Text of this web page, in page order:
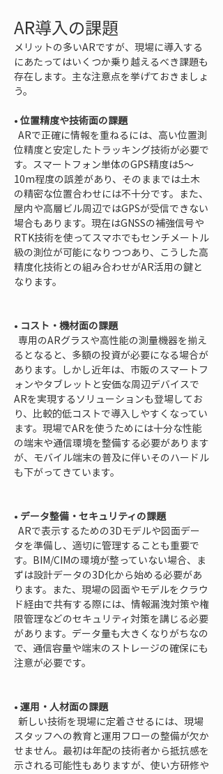
AR導入の課題
メリットの多いARですが、現場に導入する
にあたってはいくつか乗り越えるべき課題も
存在します。主な注意点を挙げておきましょ
う。
• 位置精度や技術面の課題
位精度と安定したトラッキング技術が必要で
す。スマートフォン単体のGPS精度は5〜
10m程度の誤差があり、そのままでは土木
の精密な位置合わせには不十分です。また、
屋内や高層ビル周辺ではGPSが受信できない
場合もあります。現在はGNSSの補強信号や
RTK技術を使ってスマホでもセンチメートル
級の測位が可能になりつつあり、こうした高
精度化技術との組み合わせがAR活用の鍵と
なります。
• コスト・機材面の課題
るとなると、多額の投資が必要になる場合が
あります。しかし近年は、市販のスマートフ
ォンやタブレットと安価な周辺デバイスで
ARを実現するソリューションも登場してお
り、比較的低コストで導入しやすくなってい
ます。現場でARを使うためには十分な性能
の端末や通信環境を整備する必要があります
が、モバイル端末の普及に伴いそのハードル
も下がってきています。
• データ整備・セキュリティの課題
タを準備し、適切に管理することも重要で
す。BIM/CIMの環境が整っていない場合、ま
ずは設計データの3D化から始める必要があ
ります。また、現場の図面やモデルをクラウ
ド経由で共有する際には、情報漏洩対策や権
限管理などのセキュリティ対策を講じる必要
があります。データ量も大きくなりがちなの
で、通信容量や端末のストレージの確保にも
注意が必要です。
• 運用・人材面の課題
スタッフへの教育と運用フローの整備が欠か
せません。最初は年配の技術者から抵抗感を
示される可能性もありますが、使い方研修や